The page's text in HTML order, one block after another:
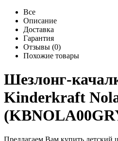
Все
Описание
Доставка
Гарантия
Отзывы (0)
Похожие товары
Шезлонг-
Kinderkraft
Предлагаем Вам купить детский